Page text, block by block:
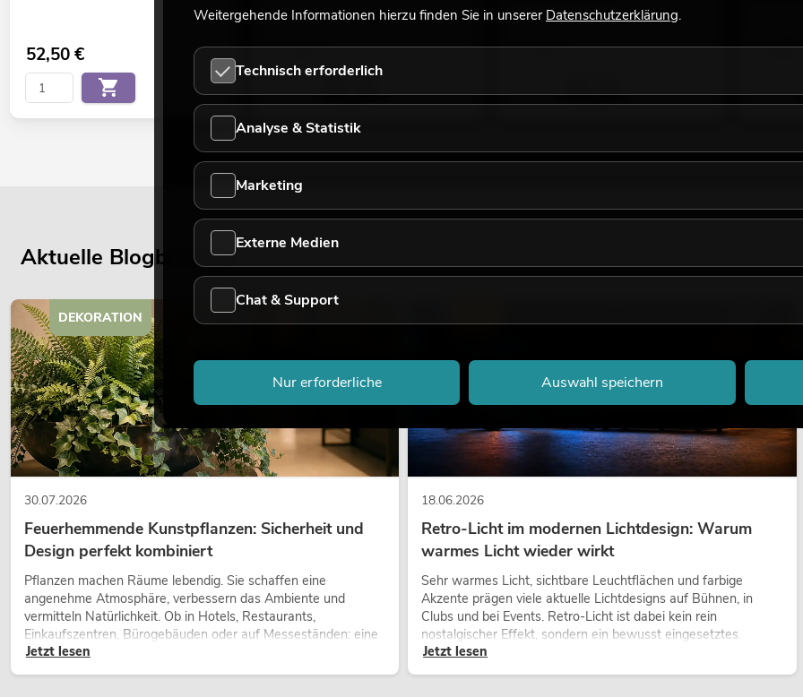
52,50€ 67,50€ 37,50€ 23,85
Aktuelle Blogbeiträge
30.07.2026
Feuerhemmende Kunstpflanzen: Sicherheit und
Design perfekt kombiniert
Pflanzen machen Räume lebendig. Sie schaffen eine
angenehme Atmosphäre, verbessern das Ambiente und
vermitteln Natürlichkeit. Ob in Hotels, Restaurants,
Einkaufszentren, Bürogebäuden oder auf Messeständen: eine
hochwertige Begrünung gehört heute längst zum modernen
Jetzt lesen
DEKORATION
18.06.2026
Retro-Licht im modernen Lichtdesign: Warum
warmes Licht wieder wirkt
Sehr warmes Licht, sichtbare Leuchtflächen und farbige
Akzente prägen viele aktuelle Lichtdesigns auf Bühnen, in
Clubs und bei Events. Retro-Licht ist dabei kein rein
nostalgischer Effekt, sondern ein bewusst eingesetztes
Gestaltungsmittel: Es schafft Atmosphäre, gibt Szenen
Jetzt lesen
Weitergehende Informationen hierzu finden Sie in unserer Datenschutzerklärung.
Technisch erforderlich
Analyse & Statistik
Marketing
Externe Medien
Chat & Support
Nur erforderliche Auswahl speichern